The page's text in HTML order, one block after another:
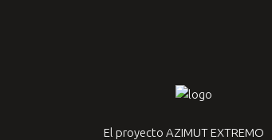
El proyecto AZIMUT EXTREMO